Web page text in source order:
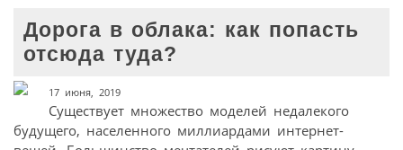
Дорога в облака: как попасть
отсюда туда?
17 июня, 2019
Существует множество моделей недалекого
будущего, населенного миллиардами интернет-